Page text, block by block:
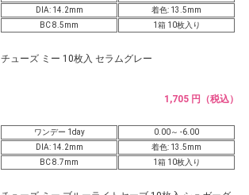
DIA: 14.2mm
着色: 13.5mm
BC 8.5mm
1箱 10枚入り
チューズ ミー 10枚入 セラムグレー
1,705 円（税込）
ワンデー 1day
0.00～ -6.00
DIA: 14.2mm
着色: 13.5mm
BC 8.7mm
1箱 10枚入り